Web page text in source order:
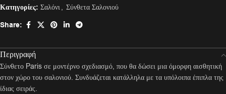
Κατηγορίες: Σαλόνι, Σύνθετα Σαλονιού
Share:
Περιγραφή
Σύνθετο Paris σε μοντέρνο σχεδιασμό, που θα δώσει μια όμορφη αισθητική
στον χώρο του σαλονιού. Συνδυάζεται κατάλληλα με τα υπόλοιπα έπιπλα της
ίδιας σειράς.